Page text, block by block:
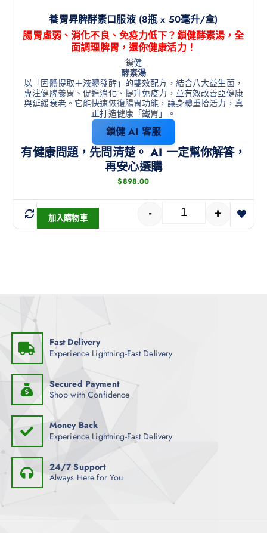
養胃昇脾酵素口服液 (8瓶 x 50毫升/盒)
腸胃虛弱、消化不良、免疫力低下？鎖健酵素湯，全
面調理脾胃，還你健康活力！
鎖健
酵素湯
以「固體提取＋液體發酵」的雙效配方，結合八大益生菌，
專注健脾養胃、促進消化、提升免疫力，並有效改善亞健康
與延緩衰老。它能快速恢復腸胃功能，讓身體重拾活力，真
正打造健康「鐵胃」。
鎖健 AI 客服
有健康問題，先問清楚。 AI 一定幫你解答，
再安心選購
$898.00
- +
加入購物車
Fast Delivery
Experience Lightning-Fast Delivery
Secured Payment
Shop with Confidence
Money Back
Experience Lightning-Fast Delivery
24/7 Support
Always Here for You